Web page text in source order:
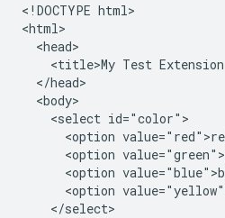
<!DOCTYPE html>
<html>
  <head>
<title>My Test
  </head>
  <body>
    <select id="color">
<option
<option
<option
<option
    </select>